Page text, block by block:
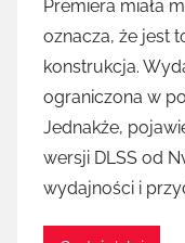
Premiera miała
oznacza, że jest
konstrukcja.
ograniczona w
Jednakże,
wersji DLSS od
wydajności i